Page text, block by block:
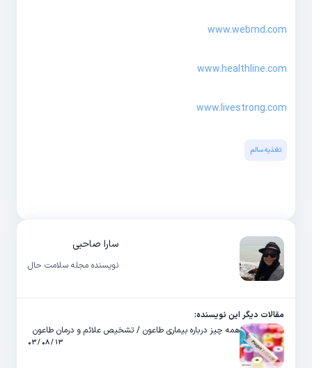
www.webmd.com
www.healthline.com
www.livestrong.com
تغذیه سالم
سارا صاحبی
نویسنده مجله سلامت حال
مقالات دیگر این نویسنده:
همه چیز درباره بیماری طاعون / تشخیص علائم و درمان طاعون
۱۳ / ۰۸ / ۰۳